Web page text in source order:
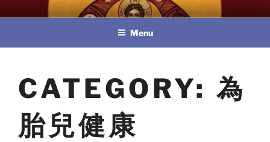
to
教區婚姻與家庭牧民委員會
Menu
CATEGORY: 為
胎兒健康